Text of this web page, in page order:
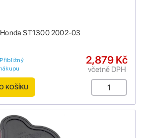
ST1300 2002-03
2,879 Kč
včetně DPH
KOŠÍKU